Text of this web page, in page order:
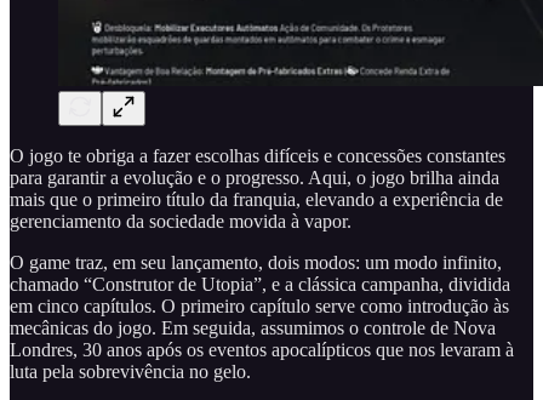
O jogo te obriga a fazer escolhas difíceis e concessões constantes
para garantir a evolução e o progresso. Aqui, o jogo brilha ainda
mais que o primeiro título da franquia, elevando a experiência de
gerenciamento da sociedade movida à vapor.
O game traz, em seu lançamento, dois modos: um modo infinito,
chamado “Construtor de Utopia”, e a clássica campanha, dividida
em cinco capítulos. O primeiro capítulo serve como introdução às
mecânicas do jogo. Em seguida, assumimos o controle de Nova
Londres, 30 anos após os eventos apocalípticos que nos levaram à
luta pela sobrevivência no gelo.